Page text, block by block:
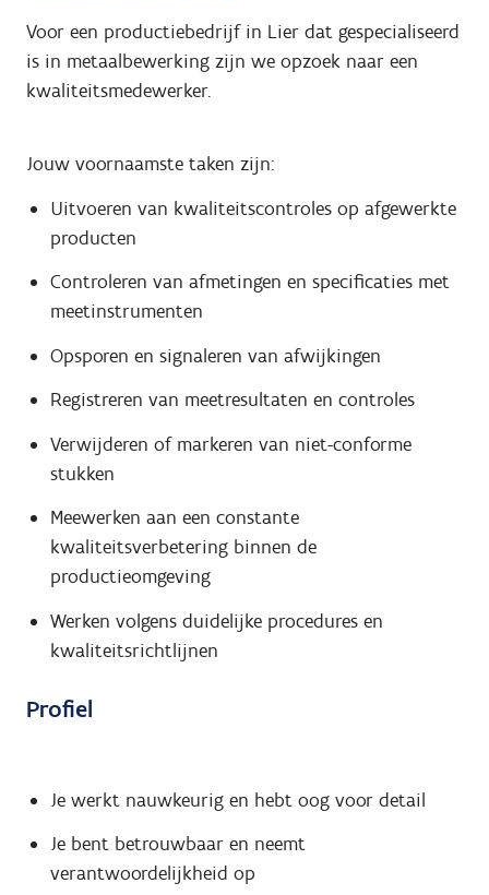
Voor een productiebedrijf in Lier dat gespecialiseerd
is in metaalbewerking zijn we opzoek naar een
kwaliteitsmedewerker.
Jouw voornaamste taken zijn:
Uitvoeren van kwaliteitscontroles op afgewerkte
producten
Controleren van afmetingen en specificaties met
meetinstrumenten
Opsporen en signaleren van afwijkingen
Registreren van meetresultaten en controles
Verwijderen of markeren van niet-conforme
stukken
Meewerken aan een constante
kwaliteitsverbetering binnen de
productieomgeving
Werken volgens duidelijke procedures en
kwaliteitsrichtlijnen
Profiel
Je werkt nauwkeurig en hebt oog voor detail
Je bent betrouwbaar en neemt
verantwoordelijkheid op